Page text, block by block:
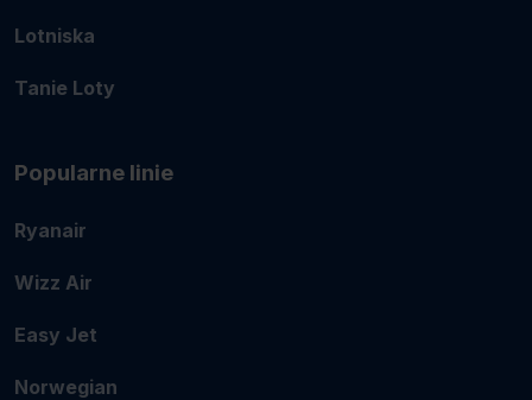
Lotniska
Tanie Loty
Popularne linie
Ryanair
Wizz Air
Easy Jet
Norwegian